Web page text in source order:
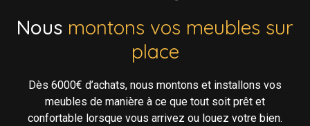
Nous montons vos meubles sur
place
Dès 6000€ d’achats, nous montons et installons vos
meubles de manière à ce que tout soit prêt et
confortable lorsque vous arrivez ou louez votre bien.